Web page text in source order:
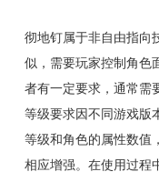
彻地钉属于非自由指向
似，需要玩家控制角色
者有一定要求，通常需
等级要求因不同游戏版
等级和角色的属性数值
相应增强。在使用过程